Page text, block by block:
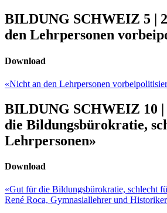
BILDUNG SCHWEIZ 5 |
den Lehrpersonen
Download
«Nicht an den Lehrpersonen
BILDUNG SCHWEIZ 10
die Bildungsbürokratie,
Lehrpersonen»
Download
«Gut für die Bildungsbürokratie, schlecht
René Roca, Gymnasiallehrer und Historiker